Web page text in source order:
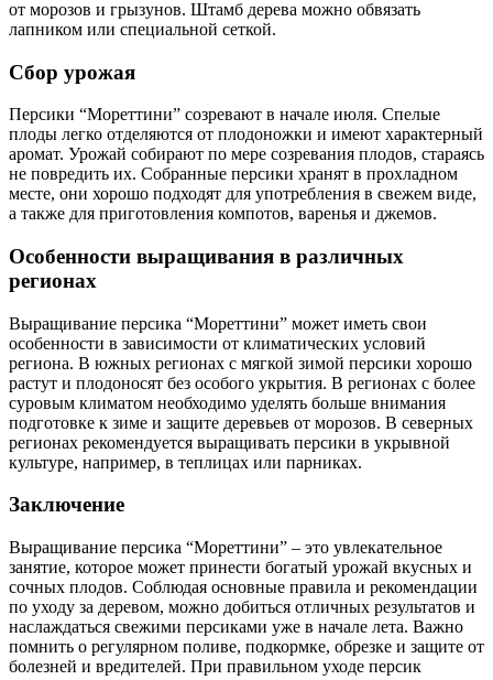
от морозов и грызунов. Штамб дерева можно обвязать
лапником или специальной сеткой.
Сбор урожая
Персики “Мореттини” созревают в начале июля. Спелые
плоды легко отделяются от плодоножки и имеют характерный
аромат. Урожай собирают по мере созревания плодов, стараясь
не повредить их. Собранные персики хранят в прохладном
месте, они хорошо подходят для употребления в свежем виде,
а также для приготовления компотов, варенья и джемов.
Особенности выращивания в различных
регионах
Выращивание персика “Мореттини” может иметь свои
особенности в зависимости от климатических условий
региона. В южных регионах с мягкой зимой персики хорошо
растут и плодоносят без особого укрытия. В регионах с более
суровым климатом необходимо уделять больше внимания
подготовке к зиме и защите деревьев от морозов. В северных
регионах рекомендуется выращивать персики в укрывной
культуре, например, в теплицах или парниках.
Заключение
Выращивание персика “Мореттини” – это увлекательное
занятие, которое может принести богатый урожай вкусных и
сочных плодов. Соблюдая основные правила и рекомендации
по уходу за деревом, можно добиться отличных результатов и
наслаждаться свежими персиками уже в начале лета. Важно
помнить о регулярном поливе, подкормке, обрезке и защите от
болезней и вредителей. При правильном уходе персик